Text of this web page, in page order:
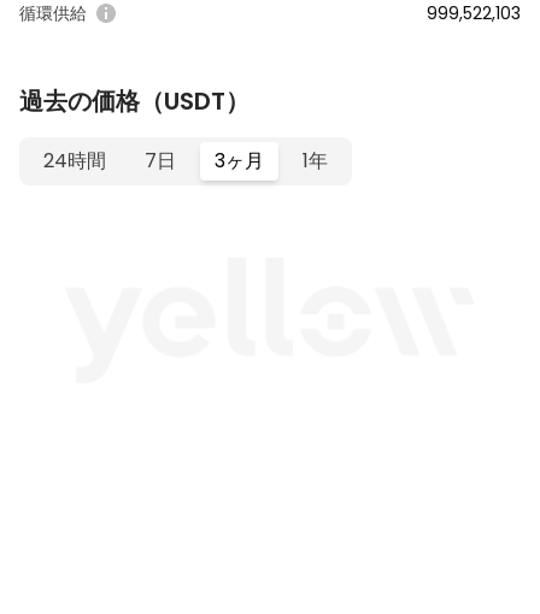
循環供給 999,522,103
過去の価格（USDT）
24時間 7日 3ヶ月 1年